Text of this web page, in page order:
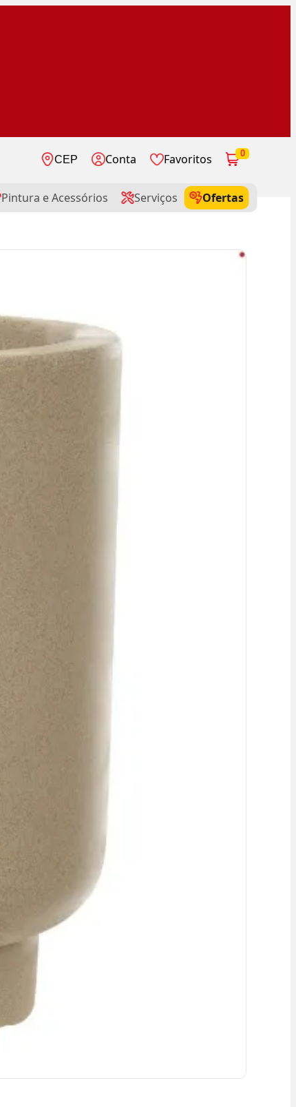
CEP Conta Favoritos 0
Pintura e Acessórios Serviços
Ofertas